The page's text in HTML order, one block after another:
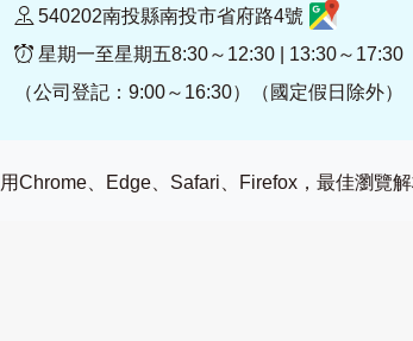
540202南投縣南投市省府路4號
星期一至星期五8:30～12:30 | 13:30～17:30
（公司登記：9:00～16:30）（國定假日除外）
Chrome、Edge、Safari、Firefox，最佳瀏覽